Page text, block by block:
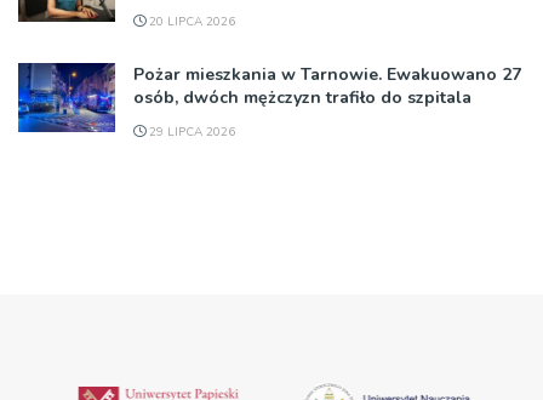
20 LIPCA 2026
Pożar mieszkania w Tarnowie. Ewakuowano 27
osób, dwóch mężczyzn trafiło do szpitala
29 LIPCA 2026